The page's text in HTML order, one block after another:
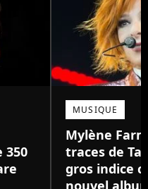
350
MUSIQUE
Mylène
traces de
gros indice